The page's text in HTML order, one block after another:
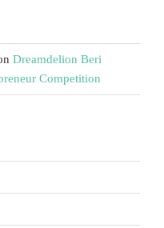
Dreamdelion Beri
Competition